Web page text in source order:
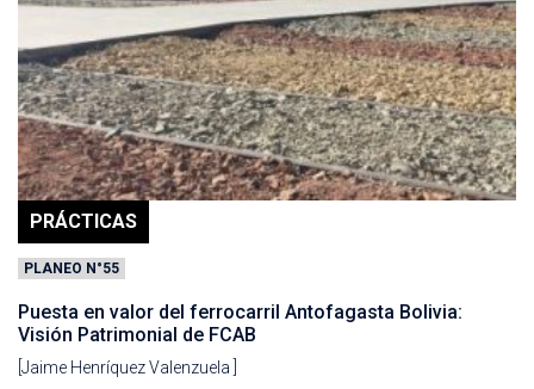
PRÁCTICAS
PLANEO N°55
Puesta en valor del ferrocarril Antofagasta Bolivia:
Visión Patrimonial de FCAB
[Jaime Henríquez Valenzuela ]